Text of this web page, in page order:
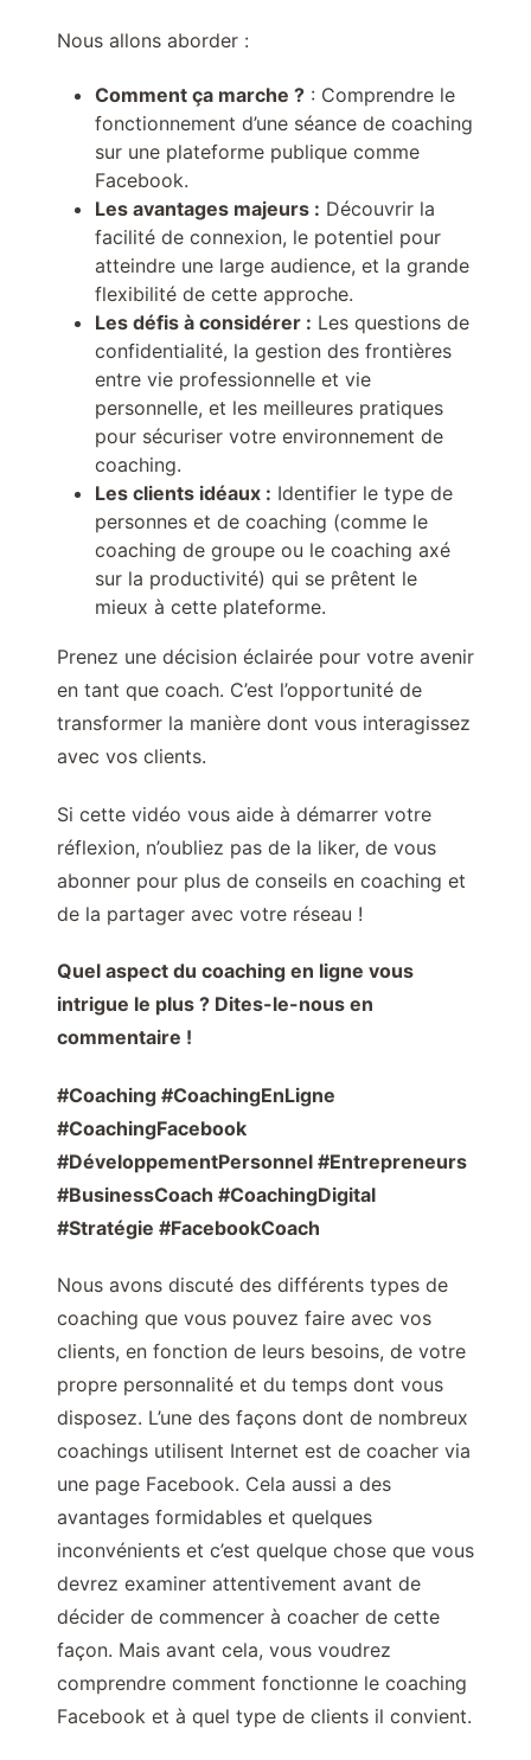
Nous allons aborder :
Comment ça marche ? : Comprendre le
fonctionnement d’une séance de coaching
sur une plateforme publique comme
Facebook.
Les avantages majeurs : Découvrir la
facilité de connexion, le potentiel pour
atteindre une large audience, et la grande
flexibilité de cette approche.
Les défis à considérer : Les questions de
confidentialité, la gestion des frontières
entre vie professionnelle et vie
personnelle, et les meilleures pratiques
pour sécuriser votre environnement de
coaching.
Les clients idéaux : Identifier le type de
personnes et de coaching (comme le
coaching de groupe ou le coaching axé
sur la productivité) qui se prêtent le
mieux à cette plateforme.
Prenez une décision éclairée pour votre avenir
en tant que coach. C’est l’opportunité de
transformer la manière dont vous interagissez
avec vos clients.
Si cette vidéo vous aide à démarrer votre
réflexion, n’oubliez pas de la liker, de vous
abonner pour plus de conseils en coaching et
de la partager avec votre réseau !
Quel aspect du coaching en ligne vous
intrigue le plus ? Dites-le-nous en
commentaire !
#Coaching #CoachingEnLigne
#CoachingFacebook
#DéveloppementPersonnel #Entrepreneurs
#BusinessCoach #CoachingDigital
#Stratégie #FacebookCoach
Nous avons discuté des différents types de
coaching que vous pouvez faire avec vos
clients, en fonction de leurs besoins, de votre
propre personnalité et du temps dont vous
disposez. L’une des façons dont de nombreux
coachings utilisent Internet est de coacher via
une page Facebook. Cela aussi a des
avantages formidables et quelques
inconvénients et c’est quelque chose que vous
devrez examiner attentivement avant de
décider de commencer à coacher de cette
façon. Mais avant cela, vous voudrez
comprendre comment fonctionne le coaching
Facebook et à quel type de clients il convient.